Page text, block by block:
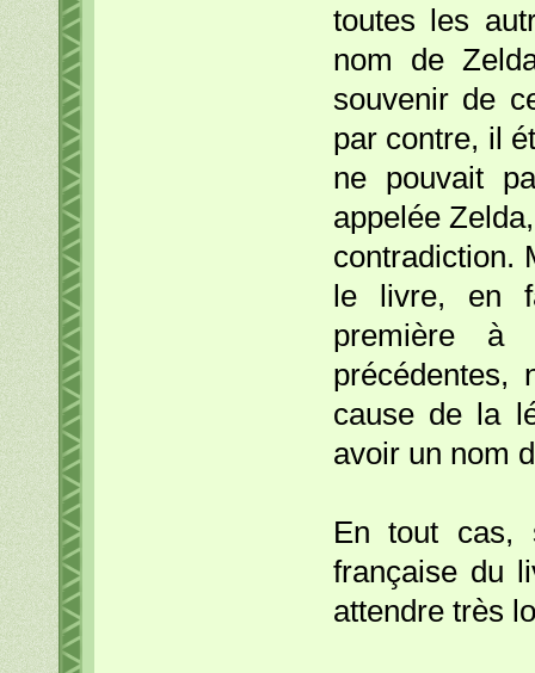
toutes les
nom de
souvenir de
par contre, il
ne pouvait
appelée
contradiction.
le livre, en
première à
précédentes,
cause de la
avoir un nom
En tout cas,
française du
attendre très